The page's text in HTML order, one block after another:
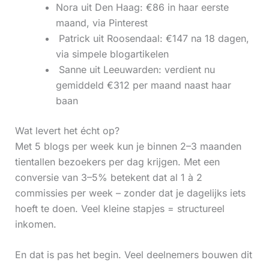
Nora uit Den Haag: €86 in haar eerste
maand, via Pinterest
‍ Patrick uit Roosendaal: €147 na 18 dagen,
via simpele blogartikelen
‍ Sanne uit Leeuwarden: verdient nu
gemiddeld €312 per maand naast haar
baan
Wat levert het écht op?
Met 5 blogs per week kun je binnen 2–3 maanden
tientallen bezoekers per dag krijgen. Met een
conversie van 3–5% betekent dat al 1 à 2
commissies per week – zonder dat je dagelijks iets
hoeft te doen. Veel kleine stapjes = structureel
inkomen.
En dat is pas het begin. Veel deelnemers bouwen dit